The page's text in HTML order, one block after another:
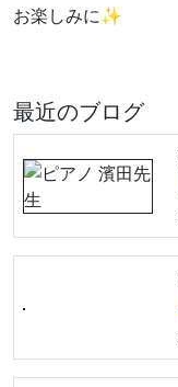
お楽しみに✨
最近のブログ